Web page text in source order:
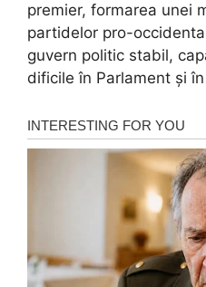
premier, formarea unei
partidelor pro-
guvern politic stabil,
dificile în Parlament și